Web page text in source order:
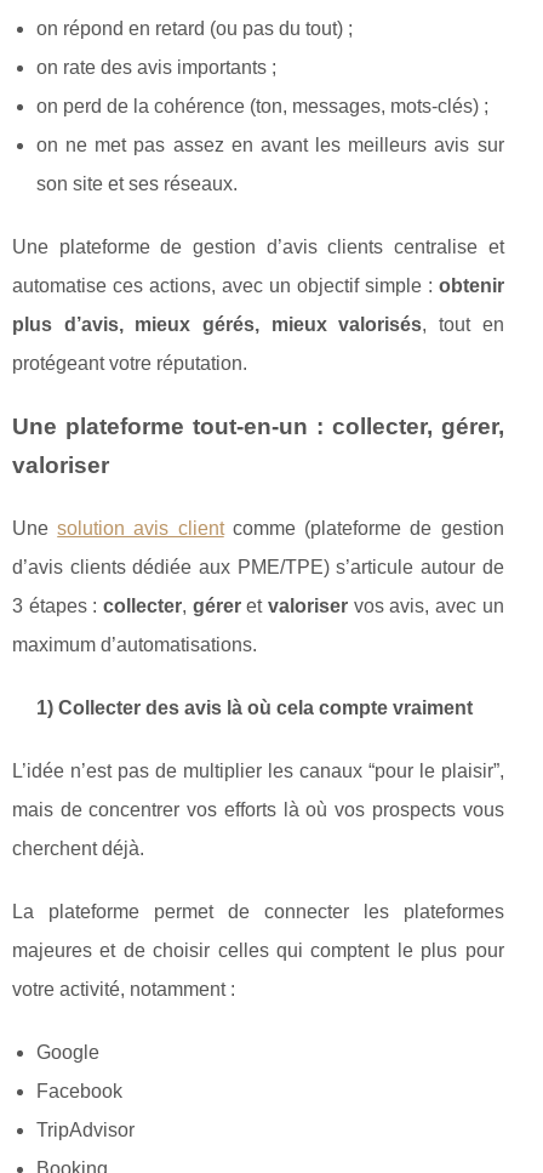
on répond en retard (ou pas du tout) ;
on rate des avis importants ;
on perd de la cohérence (ton, messages, mots-clés) ;
on ne met pas assez en avant les meilleurs avis sur
son site et ses réseaux.
Une plateforme de gestion d’avis clients centralise et
automatise ces actions, avec un objectif simple : obtenir
plus d’avis, mieux gérés, mieux valorisés, tout en
protégeant votre réputation.
Une plateforme tout-en-un : collecter, gérer,
valoriser
Unesolution avis clientcomme (plateforme de gestion
d’avis clients dédiée aux PME/TPE) s’articule autour de
3 étapes : collecter, géreret valoriservos avis, avec un
maximum d’automatisations.
1) Collecter des avis là où cela compte vraiment
L’idée n’est pas de multiplier les canaux “pour le plaisir”,
mais de concentrer vos efforts là où vos prospects vous
cherchent déjà.
La plateforme permet de connecter les plateformes
majeures et de choisir celles qui comptent le plus pour
votre activité, notamment :
Google
Facebook
TripAdvisor
Booking